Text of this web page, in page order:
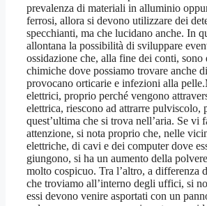
prevalenza di materiali in alluminio
ferrosi, allora si devono utilizzare dei
specchianti, ma che lucidano anche. In
allontana la possibilità di sviluppare
ossidazione che, alla fine dei conti, sono
chimiche dove possiamo trovare anche
provocano orticarie e infezioni alla
elettrici, proprio perché vengono
elettrica, riescono ad attrarre pulviscolo,
quest’ultima che si trova nell’aria. Se vi
attenzione, si nota proprio che, nelle
elettriche, di cavi e dei computer dove
giungono, si ha un aumento della
molto cospicuo. Tra l’altro, a differenza
che troviamo all’interno degli uffici, si
essi devono venire asportati con un